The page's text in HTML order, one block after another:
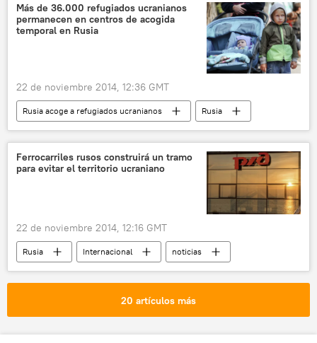
Más de 36.000 refugiados ucranianos
permanecen en centros de acogida
temporal en Rusia
22 de noviembre 2014, 12:36 GMT
Rusia acoge a refugiados ucranianos
Rusia
Internacional
noticias
Ferrocarriles rusos construirá un tramo
para evitar el territorio ucraniano
22 de noviembre 2014, 12:16 GMT
Rusia Internacional noticias
20 artículos más